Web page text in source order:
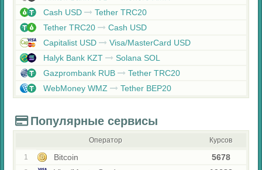
Cash USD
Tether TRC20
Tether TRC20
Cash USD
Capitalist USD
Visa/MasterCard USD
Halyk Bank KZT
Solana SOL
Gazprombank RUB
Tether TRC20
WebMoney WMZ
Tether BEP20
Популярные сервисы
Оператор Курсов
1 Bitcoin 5678